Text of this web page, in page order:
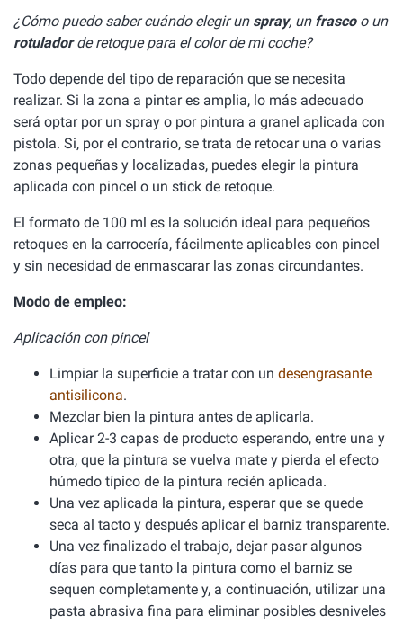
¿Cómo puedo saber cuándo elegir un spray, un frascoo un
rotuladorde retoque para el color de mi coche?
Todo depende del tipo de reparación que se necesita
realizar. Si la zona a pintar es amplia, lo más adecuado
será optar por un spray o por pintura a granel aplicada con
pistola. Si, por el contrario, se trata de retocar una o varias
zonas pequeñas y localizadas, puedes elegir la pintura
aplicada con pincel o un stick de retoque.
El formato de 100 ml es la solución ideal para pequeños
retoques en la carrocería, fácilmente aplicables con pincel
y sin necesidad de enmascarar las zonas circundantes.
Modo de empleo:
Aplicación con pincel
Limpiar la superficie a tratar con un desengrasante
antisilicona.
Mezclar bien la pintura antes de aplicarla.
Aplicar 2-3 capas de producto esperando, entre una y
otra, que la pintura se vuelva mate y pierda el efecto
húmedo típico de la pintura recién aplicada.
Una vez aplicada la pintura, esperar que se quede
seca al tacto y después aplicar el barniz transparente.
Una vez finalizado el trabajo, dejar pasar algunos
días para que tanto la pintura como el barniz se
sequen completamente y, a continuación, utilizar una
pasta abrasiva fina para eliminar posibles desniveles